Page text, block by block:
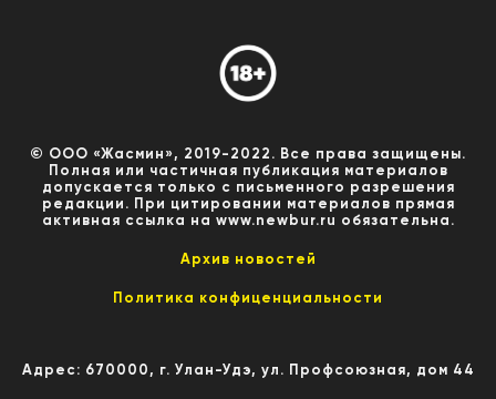
© ООО «Жасмин», 2019-2022. Все права защищены.
Полная или частичная публикация материалов
допускается только с письменного разрешения
редакции. При цитировании материалов прямая
активная ссылка на www.newbur.ru обязательна.
Архив новостей
Политика конфиценциальности
Адрес: 670000, г. Улан-Удэ, ул. Профсоюзная, дом 44